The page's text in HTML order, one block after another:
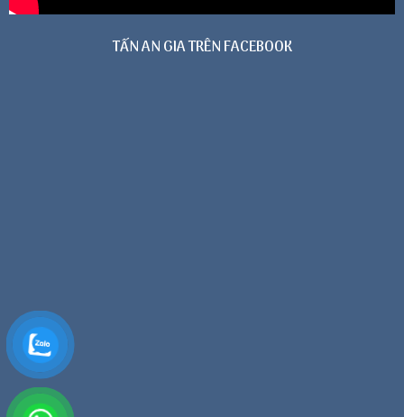
TẤN AN GIA TRÊN FACEBOOK